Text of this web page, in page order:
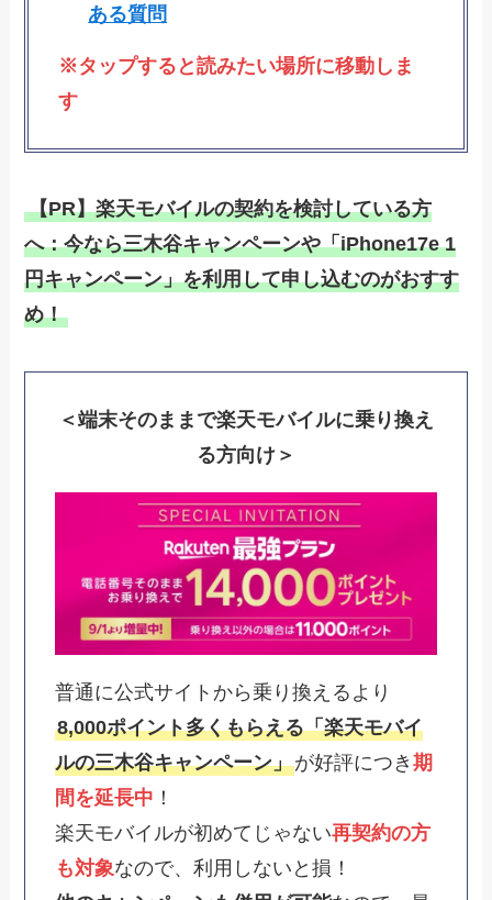
ある質問
※タップすると読みたい場所に移動しま
す
【PR】楽天モバイルの契約を検討している方
へ：今なら三木谷キャンペーンや「iPhone17e 1
円キャンペーン」を利用して申し込むのがおすす
め！
＜端末そのままで楽天モバイルに乗り換え
る方向け＞
普通に公式サイトから乗り換えるより
8,000ポイント多くもらえる「楽天モバイ
ルの三木谷キャンペーン」が好評につき期
間を延長中 ！
楽天モバイルが初めてじゃない再契約の方
も対象なので、利用しないと損！